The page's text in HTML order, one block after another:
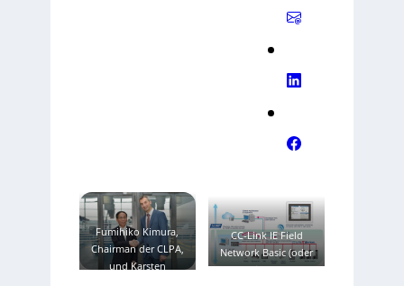
Fumihiko Kimura,
Chairman der CLPA,
und Karsten
CC-Link IE Field
Network Basic (oder
„Basic Mode“)